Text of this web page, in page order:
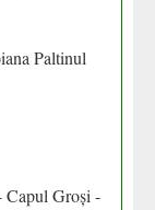
Paltinul
Capul Groși -